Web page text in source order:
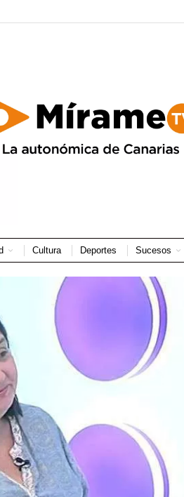
Cultura Deportes Sucesos